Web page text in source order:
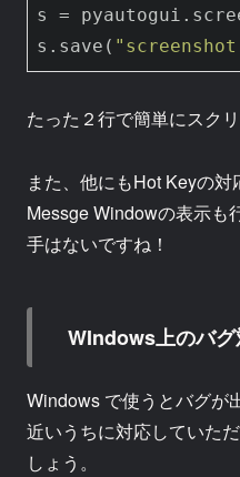
s =
s.save(
たった２行で簡単にスク
また、他にもHot Keyの
Messge Windowの表示も
手はないですね！
WIndows上のバ
Windows で使うとバグが
近いうちに対応していた
しょう。